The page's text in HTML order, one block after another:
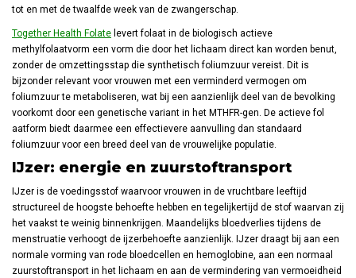
tot en met de twaalfde week van de zwangerschap.
Together Health Folate levert folaat in de biologisch actieve
methylfolaatvorm een vorm die door het lichaam direct kan worden benut,
zonder de omzettingsstap die synthetisch foliumzuur vereist. Dit is
bijzonder relevant voor vrouwen met een verminderd vermogen om
foliumzuur te metaboliseren, wat bij een aanzienlijk deel van de bevolking
voorkomt door een genetische variant in het MTHFR-gen. De actieve fol
aatform biedt daarmee een effectievere aanvulling dan standaard
foliumzuur voor een breed deel van de vrouwelijke populatie.
IJzer: energie en zuurstoftransport
IJzer is de voedingsstof waarvoor vrouwen in de vruchtbare leeftijd
structureel de hoogste behoefte hebben en tegelijkertijd de stof waarvan zij
het vaakst te weinig binnenkrijgen. Maandelijks bloedverlies tijdens de
menstruatie verhoogt de ijzerbehoefte aanzienlijk. IJzer draagt bij aan een
normale vorming van rode bloedcellen en hemoglobine, aan een normaal
zuurstoftransport in het lichaam en aan de vermindering van vermoeidheid